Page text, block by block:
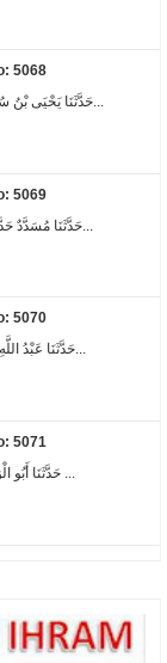
5068
5069
5070
حَدَّثَنَا عَبْدُ اللَّهِ بْنُ مُحَمَّدٍ أَخْبَرَنَا سُفْيَانُ عَنْ ع...
5071
حَدَّثَنَا أَبُو الْوَلِيدِ حَدَّثَنَا شُعْبَةُ عَنْ أَبِي يَعْفُورٍ ...